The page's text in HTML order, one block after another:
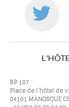
BP 107
Place de l’hôtel de
04101 MANOSQUE